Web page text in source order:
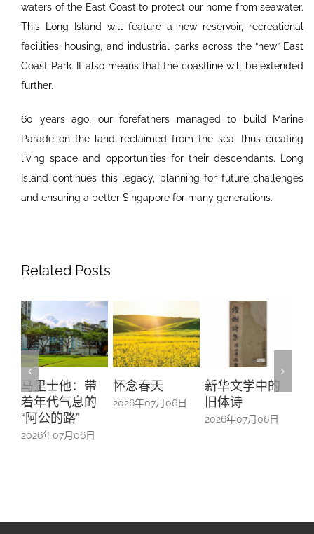
waters of the East Coast to protect our home from seawater.
This Long Island will feature a new reservoir, recreational
facilities, housing, and industrial parks across the “new” East
Coast Park. It also means that the coastline will be extended
further.
60 years ago, our forefathers managed to build Marine
Parade on the land reclaimed from the sea, thus creating
living space and opportunities for their descendants. Long
Island continues this legacy, planning for future challenges
and ensuring a better Singapore for many generations.
Related Posts
怀念春天
2026年07月06日
新华文学中的
旧体诗
螺钿留芳：碧
山亭贺仪镜框
中的百业记忆